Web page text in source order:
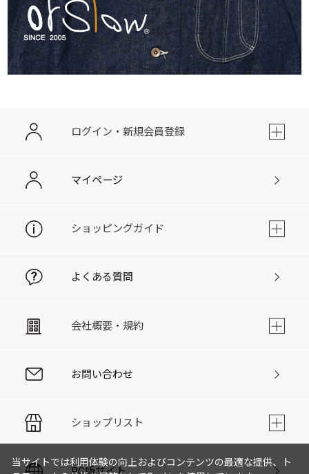
ログイン・新規会員登録
マイページ
ショッピングガイド
よくある質問
会社概要・規約
お問い合わせ
ショップリスト
当サイトでは利用体験の向上およびコンテンツの最適な提供、ト